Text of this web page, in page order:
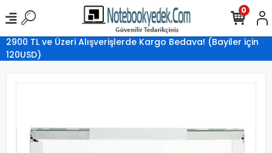
2900 TL ve Üzeri Alışverişlerde Kargo Bedava! (Bayiler için
120USD)
0